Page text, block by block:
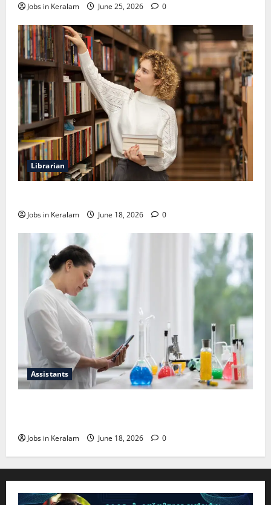
Jobs in Keralam June 25, 2026 0
Librarian
Jobs in Keralam June 18, 2026 0
Assistants
Jobs in Keralam June 18, 2026 0